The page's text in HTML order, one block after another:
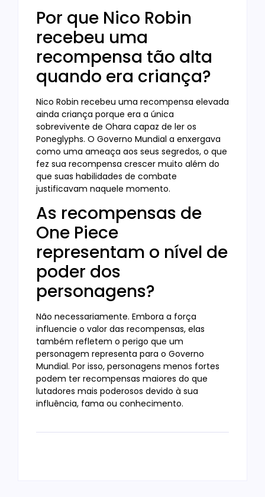
Por que Nico Robin
recebeu uma
recompensa tão alta
quando era criança?
Nico Robin recebeu uma recompensa elevada
ainda criança porque era a única
sobrevivente de Ohara capaz de ler os
Poneglyphs. O Governo Mundial a enxergava
como uma ameaça aos seus segredos, o que
fez sua recompensa crescer muito além do
que suas habilidades de combate
justificavam naquele momento.
As recompensas de
One Piece
representam o nível de
poder dos
personagens?
Não necessariamente. Embora a força
influencie o valor das recompensas, elas
também refletem o perigo que um
personagem representa para o Governo
Mundial. Por isso, personagens menos fortes
podem ter recompensas maiores do que
lutadores mais poderosos devido à sua
influência, fama ou conhecimento.